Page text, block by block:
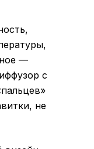
—
с
не